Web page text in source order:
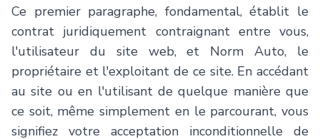
Nous joindre
English
Ce premier paragraphe, fondamental, établit le
contrat juridiquement contraignant entre vous,
l'utilisateur du site web, et Norm Auto, le
propriétaire et l'exploitant de ce site. En accédant
au site ou en l'utilisant de quelque manière que
ce soit, même simplement en le parcourant, vous
signifiez votre acceptation inconditionnelle de